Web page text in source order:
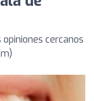
cercanos